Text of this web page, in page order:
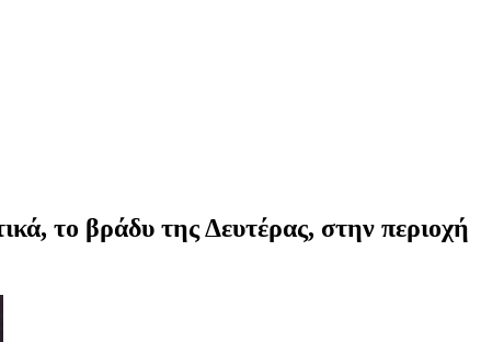
το βράδυ της Δευτέρας, στην περιοχή